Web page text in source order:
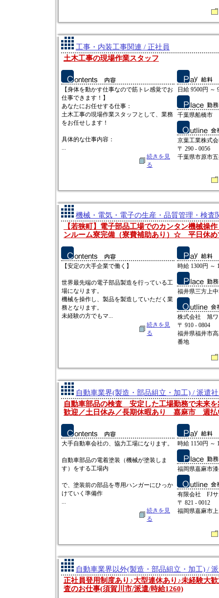
工事・内装工事関連 / 正社員
土木工事の現場作業スタッフ
【身体を動かす仕事なので筋トレ感覚でお
仕事できます！】
あなたにお任せする仕事：
土木工事の現場作業スタッフとして、業務
をお任せします！
具体的な仕事内容：
...
続きを見
る
日給 9500円 ～
千葉県船橋市
京葉工業株式
〒 290 - 0056
千葉県市原市五
機械・電気・電子の生産・品質管理・検査
【若狭町】電子部品工場でのカンタン機械
ンルーム寮完備（寮費補助あり）☆ 平日休め
【安定の大手企業で働く】
世界最先端の電子部品製造を行っている工
場になります。
機械を操作し、製品を製造していただく業
務となります。
未経験の方でもマ...
続きを見
る
時給 1300円 ～
福井県三方上
株式会社 旭ワ
〒 910 - 0804
福井県福井市
番地
自動車業界(製造・部品組立・加工) / 派遣
自動車部品の検査 安定した工場勤務で未来を
歓迎／土日休み／長期休暇あり 嘉麻市 週払
大手自動車会社の、協力工場になります。
自動車部品の電着塗装（機械が塗装しま
す）をする工場内
で、塗装前の部品を専用ハンガーにひっか
けていく準備作
...
続きを見
る
時給 1150円 ～
福岡県嘉麻市
有限会社 FJサ
〒 821 - 0012
福岡県嘉麻市
自動車業界以外(製造・部品組立・加工) /
正社員登用制度あり♪大型連休あり♪未経験大
査のお仕事(須賀川市/派遣/時給1260)